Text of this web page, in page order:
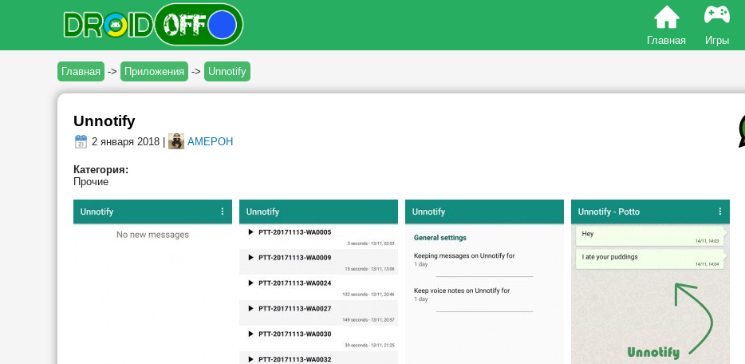
Главная Игры
Главная -> Приложения -> Unnotify
Unnotify
2 января 2018 | AMEPOH
Категория:
Прочие